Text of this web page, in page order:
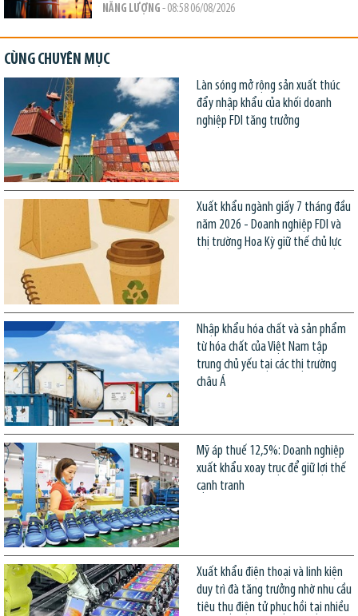
NĂNG LƯỢNG - 08:58 06/08/2026
CÙNG CHUYÊN MỤC
Làn sóng mở rộng sản xuất thúc
đẩy nhập khẩu của khối doanh
nghiệp FDI tăng trưởng
Xuất khẩu ngành giấy 7 tháng đầu
năm 2026 - Doanh nghiệp FDI và
thị trường Hoa Kỳ giữ thế chủ lực
Nhập khẩu hóa chất và sản phẩm
từ hóa chất của Việt Nam tập
trung chủ yếu tại các thị trường
châu Á
Mỹ áp thuế 12,5%: Doanh nghiệp
xuất khẩu xoay trục để giữ lợi thế
cạnh tranh
Xuất khẩu điện thoại và linh kiện
duy trì đà tăng trưởng nhờ nhu cầu
tiêu thụ điện tử phục hồi tại nhiều